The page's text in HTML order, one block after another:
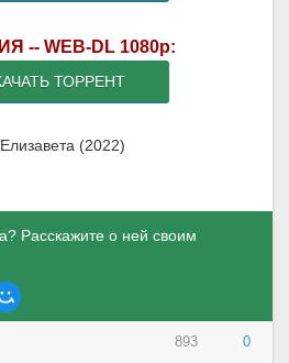
-- WEB-DL 1080p:
ТОРРЕНТ
(2022)
Расскажите о ней своим
893 0